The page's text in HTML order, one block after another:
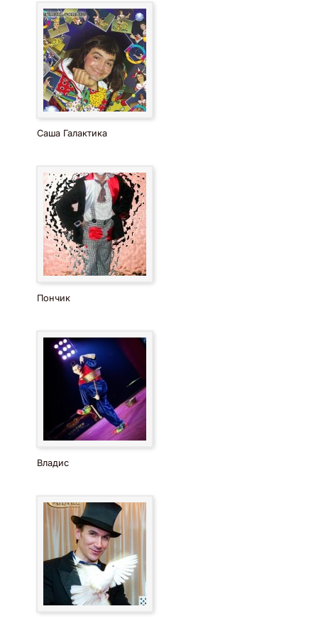
Саша Галактика
Пончик
Владис